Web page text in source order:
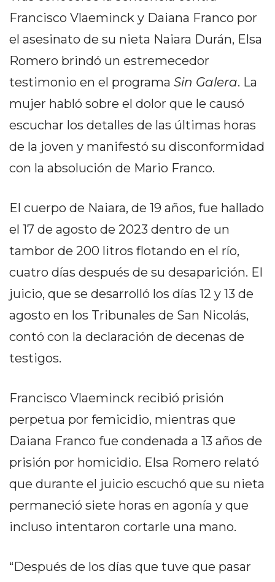
TIENDA ONLINE GRATIS
EN ARGENTINA:
CHANGUITO.COM.AR VS
OTRAS PLATAFORMAS DE
VENTA POR WHATSAPP
CÓMO RECIBIR PEDIDOS
WHATSAPP: LA GUÍA
DEFINITIVA PARA
RESTAURANTES Y
DELIVERIES
CÓMO ORGANIZAR LOS
POR WHATSAPP SIN QUE
TÉRMINOS
Y
CONDICIONES
POLÍTICAS
MAPA
Francisco Vlaeminck y Daiana Franco por
el asesinato de su nieta Naiara Durán, Elsa
Romero brindó un estremecedor
testimonio en el programa Sin Galera. La
mujer habló sobre el dolor que le causó
escuchar los detalles de las últimas horas
de la joven y manifestó su disconformidad
con la absolución de Mario Franco.
El cuerpo de Naiara, de 19 años, fue hallado
el 17 de agosto de 2023 dentro de un
tambor de 200 litros flotando en el río,
cuatro días después de su desaparición. El
juicio, que se desarrolló los días 12 y 13 de
agosto en los Tribunales de San Nicolás,
contó con la declaración de decenas de
testigos.
Francisco Vlaeminck recibió prisión
perpetua por femicidio, mientras que
Daiana Franco fue condenada a 13 años de
prisión por homicidio. Elsa Romero relató
que durante el juicio escuchó que su nieta
permaneció siete horas en agonía y que
incluso intentaron cortarle una mano.
“Después de los días que tuve que pasar